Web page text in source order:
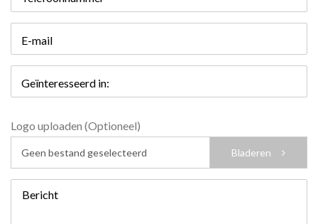
E-mail
Geïnteresseerd in:
Logo uploaden (Optioneel)
Geen bestand geselecteerd Bladeren
Bericht